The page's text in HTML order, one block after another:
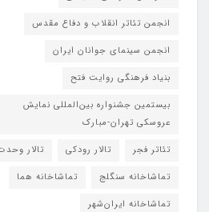
انجمن تئاتر انقلاب و دفاع مقدس
انجمن سینمای جوانان ایران
بنیاد فرهنگی روایت فتح
بیستمین جشنواره بین‌المللی نمایش
عروسکی تهران-مبارک
تئاتر فجر
تالار رودکی
تالار
تماشاخانه سنگلج
تماشاخانه هما
تماشاخانه‌ ایران‌شهر